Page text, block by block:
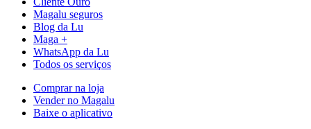
Magalu seguros
Blog da Lu
Maga +
WhatsApp da Lu
Todos os serviços
Comprar na loja
Vender no Magalu
Baixe o aplicativo